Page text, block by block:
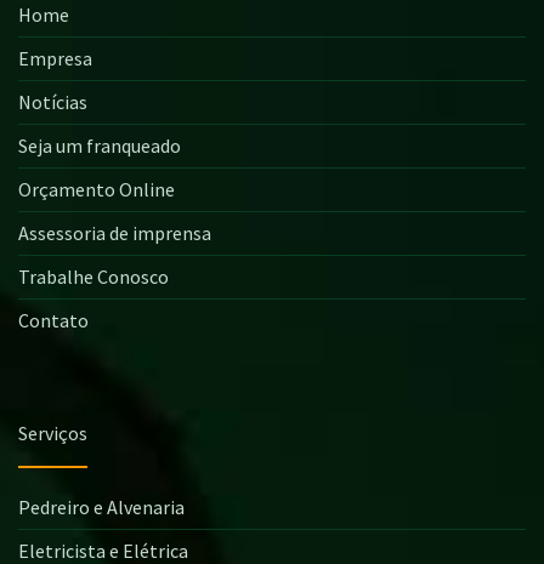
Home
Empresa
Notícias
Seja um franqueado
Orçamento Online
Assessoria de imprensa
Trabalhe Conosco
Contato
Serviços
Pedreiro e Alvenaria
Eletricista e Elétrica